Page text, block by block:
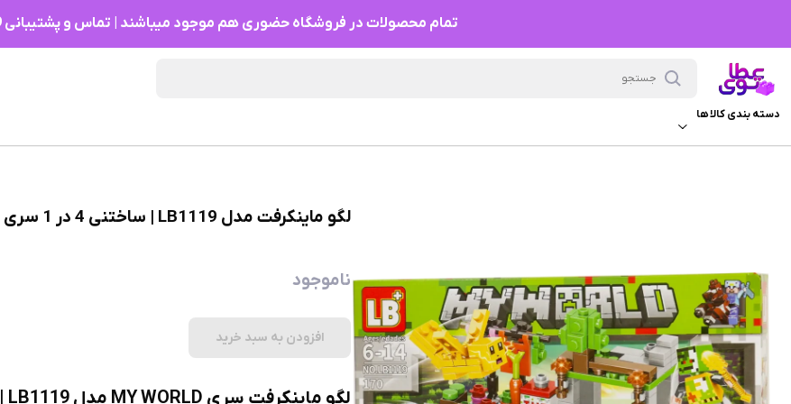
تمام محصولات در فروشگاه حضوری هم موجود میباشند | تماس و پشتیبانی 09961930399
دسته بندی کالا ها
لگو ماینکرفت مدل LB1119 | ساختنی 4 در 1 سری MY WORLD | مناسب کودکان 6 تا 14 سال
ناموجود
افزودن به سبد خرید
لگو ماینکرفت سری MY WORLD مدل LB1119 | ساختنی 4 در 1